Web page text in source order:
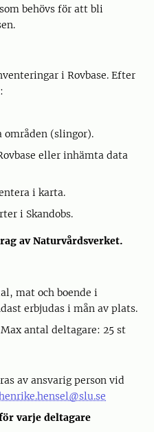
behövs för att bli
i Rovbase. Efter
områden (slingor).
eller inhämta data
i karta.
i Skandobs.
av Naturvårdsverket.
mat och boende i
erbjudas i mån av plats.
antal deltagare: 25 st
av ansvarig person vid
varje deltagare